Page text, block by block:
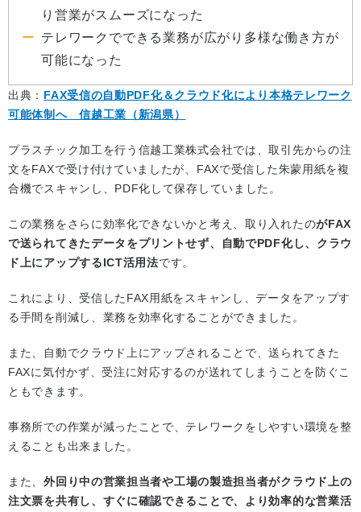
り営業がスムーズになった
テレワークでできる業務が広がり多様な働き方が
可能になった
出典： FAX受信の自動PDF化＆クラウド化により本格テレワーク
可能体制へ 信越工業（新潟県）
プラスチック加工を行う信越工業株式会社では、取引先からの注
文をFAXで受け付けていましたが、FAXで受信した朱蒙用紙を複
合機でスキャンし、PDF化して保存していました。
この業務をさらに効率化できないかと考え、取り入れたのがFAX
で送られてきたデータをプリントせず、自動でPDF化し、クラウ
ド上にアップするICT活用法です。
これにより、受信したFAX用紙をスキャンし、データをアップす
る手間を削減し、業務を効率化することができました。
また、自動でクラウド上にアップされることで、送られてきた
FAXに気付かず、受注に対応するのが送れてしまうことを防ぐこ
ともできます。
事務所での作業が減ったことで、テレワークをしやすい環境を整
えることも出来ました。
また、外回り中の営業担当者や工場の製造担当者がクラウド上の
注文票を共有し、すぐに確認できることで、より効率的な営業活